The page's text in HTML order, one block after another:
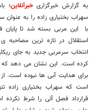
به گزارش خبرگزاریخبرآنلاین؛
سهراب بختیاری زاده را به
با این مربی بسته شد تا پایان
استقلال در تازه ترین مصاحبه
انتخاب سرمربی جدید به جای
کرده است. این نشان می دهد که
برای هدایت آبی ها نبوده است.
است که سهراب بختیاری زاده
قرارداد فصل آتی را شرط نکرده